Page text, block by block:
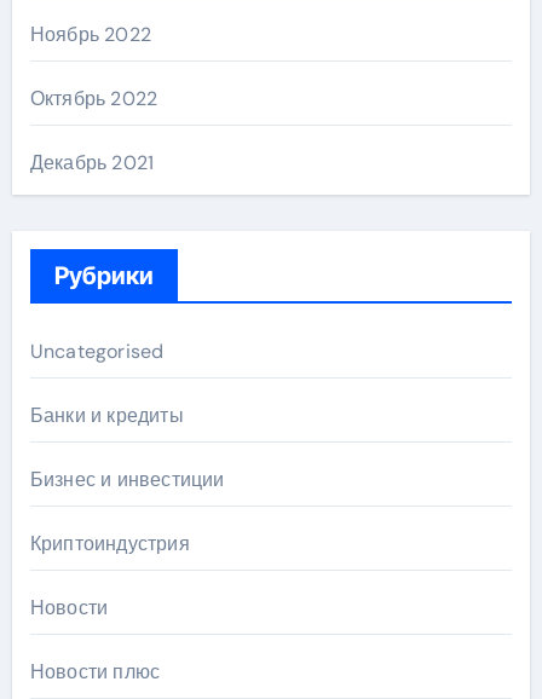
Ноябрь 2022
Октябрь 2022
Декабрь 2021
Рубрики
Uncategorised
Банки и кредиты
Бизнес и инвестиции
Криптоиндустрия
Новости
Новости плюс